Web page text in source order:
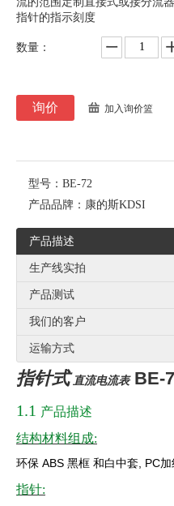
指针的指示刻度
数量：
询价 加入询价篮
型号： BE-72
产品品牌： 康的斯KDSI
产品描述
生产线实拍
产品测试
我们的客户
运输方式
指针式直流电流表BE-
1.1 产品描述
结构材料组成:
环保 ABS 黑框 和白中套 , PC加
指针: